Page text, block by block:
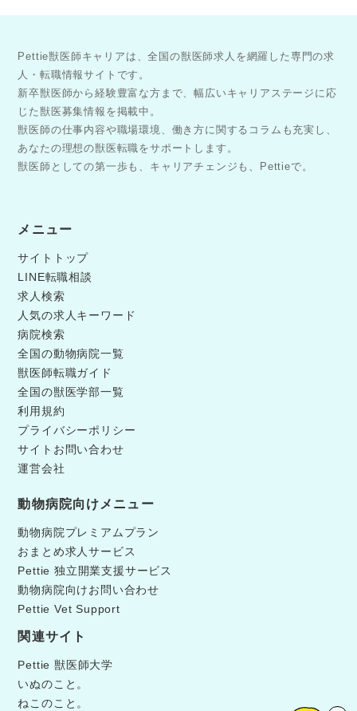
Pettie獣医師キャリアは、全国の獣医師求人を網羅した専門の求
人・転職情報サイトです。
新卒獣医師から経験豊富な方まで、幅広いキャリアステージに応
じた獣医募集情報を掲載中。
獣医師の仕事内容や職場環境、働き方に関するコラムも充実し、
あなたの理想の獣医転職をサポートします。
獣医師としての第一歩も、キャリアチェンジも、Pettieで。
メニュー
サイトトップ
LINE転職相談
求人検索
人気の求人キーワード
病院検索
全国の動物病院一覧
獣医師転職ガイド
全国の獣医学部一覧
利用規約
プライバシーポリシー
サイトお問い合わせ
運営会社
動物病院向けメニュー
動物病院プレミアムプラン
おまとめ求人サービス
Pettie 独立開業支援サービス
動物病院向けお問い合わせ
Pettie Vet Support
関連サイト
Pettie 獣医師大学
いぬのこと。
ねこのこと。